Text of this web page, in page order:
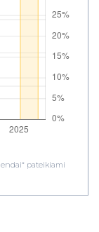
pateikiami